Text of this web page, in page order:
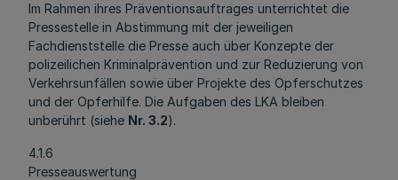
Im Rahmen ihres Präventionsauftrages unterrichtet die
Pressestelle in Abstimmung mit der jeweiligen
Fachdienststelle die Presse auch über Konzepte der
polizeilichen Kriminalprävention und zur Reduzierung von
Verkehrsunfällen sowie über Projekte des Opferschutzes
und der Opferhilfe. Die Aufgaben des LKA bleiben
unberührt (siehe Nr. 3.2).
4.1.6
Presseauswertung